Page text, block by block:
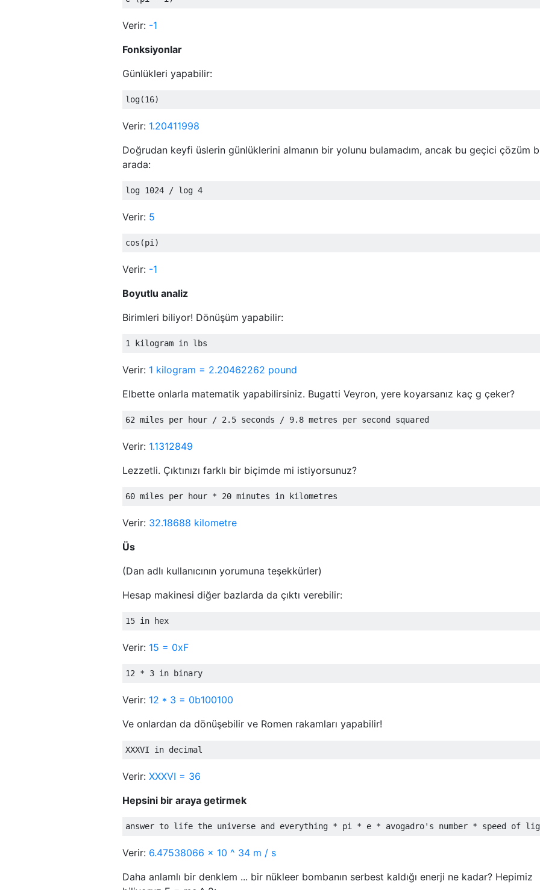
Verir: -1
Fonksiyonlar
Günlükleri yapabilir:
Verir: 1.20411998
Doğrudan keyfi üslerin günlüklerini almanın bir yolunu bulamadım, ancak bu geçici çözüm
arada:
Verir: 5
Verir: -1
Boyutlu analiz
Birimleri biliyor! Dönüşüm yapabilir:
Verir: 1 kilogram = 2.20462262 pound
Elbette onlarla matematik yapabilirsiniz. Bugatti Veyron, yere koyarsanız kaç g çeker?
Verir: 1.1312849
Lezzetli. Çıktınızı farklı bir biçimde mi istiyorsunuz?
Verir: 32.18688 kilometre
Üs
(Dan adlı kullanıcının yorumuna teşekkürler)
Hesap makinesi diğer bazlarda da çıktı verebilir:
Verir: 15 = 0xF
Verir: 12 * 3 = 0b100100
Ve onlardan da dönüşebilir ve Romen rakamları yapabilir!
Verir: XXXVI = 36
Hepsini bir araya getirmek
Verir: 6.47538066 × 10 ^ 34 m / s
Daha anlamlı bir denklem ... bir nükleer bombanın serbest kaldığı enerji ne kadar? Hepimiz